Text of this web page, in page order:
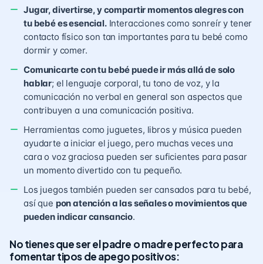
Jugar, divertirse, y compartir momentos alegres con
tu bebé es esencial.Interacciones como sonreír y tener
contacto físico son tan importantes para tu bebé como
dormir y comer.
Comunicarte con tu bebé puede ir más allá de solo
hablar; el lenguaje corporal, tu tono de voz, y la
comunicación no verbal en general son aspectos que
contribuyen a una comunicación positiva.
Herramientas como juguetes, libros y música pueden
ayudarte a iniciar el juego, pero muchas veces una
cara o voz graciosa pueden ser suficientes para pasar
un momento divertido con tu pequeño.
Los juegos también pueden ser cansados para tu bebé,
así que pon atención a las señales o movimientos que
pueden indicar cansancio.
No tienes que ser el padre o madre perfecto para
fomentar tipos de apego positivos: